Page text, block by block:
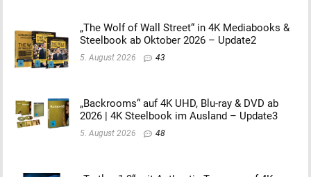
„The Wolf of Wall Street“ in 4K Mediabooks &
Steelbook ab Oktober 2026 – Update2
5. August 2026 43
„Backrooms“ auf 4K UHD, Blu-ray & DVD ab
2026 | 4K Steelbook im Ausland – Update3
5. August 2026 48